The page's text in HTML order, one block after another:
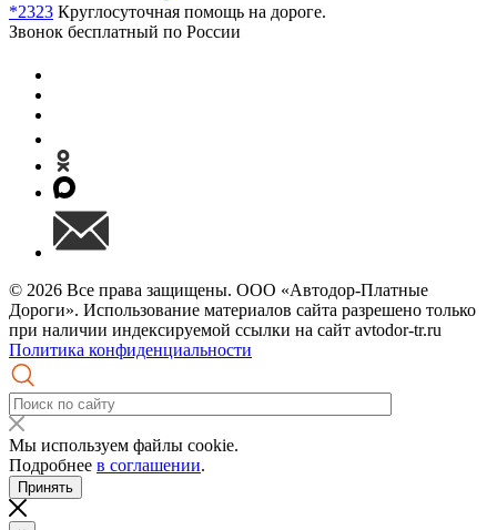
*2323 Круглосуточная помощь на дороге.
Звонок бесплатный по России
© 2026 Все права защищены. ООО «Автодор-Платные
Дороги». Использование материалов сайта разрешено только
при наличии индексируемой ссылки на сайт avtodor-tr.ru
Политика конфиденциальности
Мы используем файлы cookie.
Подробнее в соглашении.
Принять